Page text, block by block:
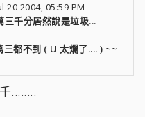
20 2004, 05:59 PM
三千分居然說是垃圾...
都不到 ( U 太爛了.... ) ~~
........